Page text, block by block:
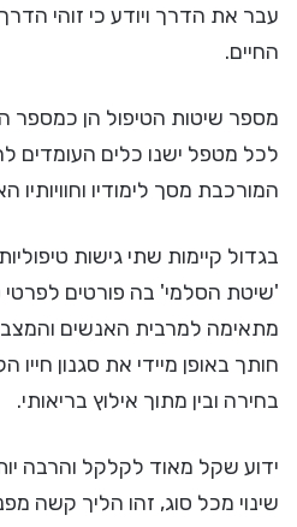
עבר את הדרך ויודע כי זוהי
החיים.
מספר שיטות הטיפול הן כמספר
לכל מטפל ישנו כלים העומדים
המורכבת מסך לימודיו וחוויותיו
בגדול קיימות שתי גישות
'שיטת הסלמי' בה פורטים לפרטי
מתאימה למרבית האנשים
חותך באופן מיידי את סגנון חייו
בחירה ובין מתוך אילוץ בריאותי.
ידוע שקל מאוד לקלקל והרבה
שינוי מכל סוג, זהו הליך קשה